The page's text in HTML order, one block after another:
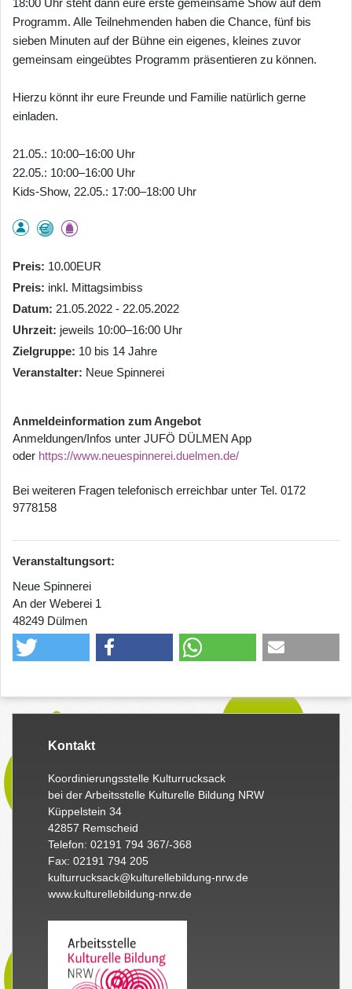
18:00 Uhr steht dann eure erste gemeinsame Show auf dem
Programm. Alle Teilnehmenden haben die Chance, fünf bis
sieben Minuten auf der Bühne ein eigenes, kleines zuvor
gemeinsam eingeübtes Programm präsentieren zu können.
Hierzu könnt ihr eure Freunde und Familie natürlich gerne
einladen.
21.05.: 10:00–16:00 Uhr
22.05.: 10:00–16:00 Uhr
Kids-Show, 22.05.: 17:00–18:00 Uhr
Preis 10.00EUR
Preis inkl. Mittagsimbiss
Datum 21.05.2022 - 22.05.2022
Uhrzeit jeweils 10:00–16:00 Uhr
Zielgruppe 10 bis 14 Jahre
Veranstalter Neue Spinnerei
Anmeldeinformation zum Angebot
Anmeldungen/Infos unter JUFÖ DÜLMEN App
oder https://www.neuespinnerei.duelmen.de/
Bei weiteren Fragen telefonisch erreichbar unter Tel. 0172
9778158
Veranstaltungsort:
Neue Spinnerei
An der Weberei 1
48249 Dülmen
Kontakt
Koordinierungsstelle Kulturrucksack
bei der Arbeitsstelle Kulturelle Bildung NRW
Küppelstein 34
42857 Remscheid
Telefon: 02191 794 367/-368
Fax: 02191 794 205
kulturrucksack@kulturellebildung-nrw.de
www.kulturellebildung-nrw.de